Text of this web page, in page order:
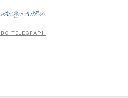
රැස්වීම
TELEGRAPH